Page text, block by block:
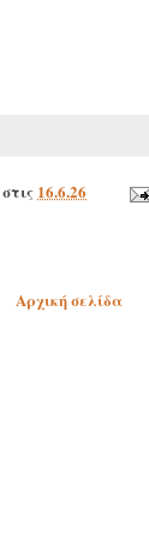
στις 16.6.26
Αρχική σελίδα